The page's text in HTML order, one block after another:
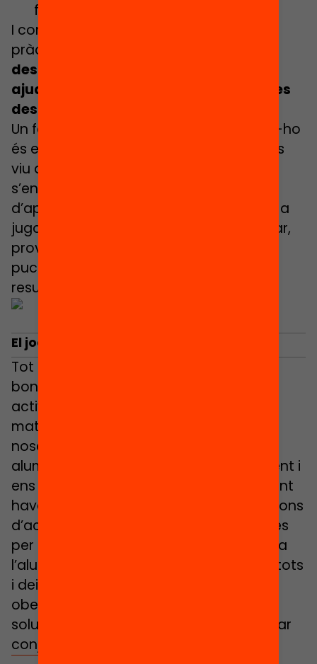
funcionat, fomentant aquest eix.
I com hem comentat abans, aquesta
pràctica ens porta a
destreses socials i personals que ens
ajuden a relacionar-nos amb els altres
des del respecte
Un factor prou important per remarcar-ho
és el fet que, en situació de joc, l’error es
viu d’una manera molt més còmoda i
s’entén com a part del procés
d’aprenentatge, com allò que m’anima a
jugar una altra partida per tal de millorar,
provar una altra estratègia i veure com
puc resoldre l’errada per arribar a un
resultat més satisfactori.
El joc, de la taula a l’aula
Tot aquest aprenentatge i aquestes
bondats dels jocs de taula i de les
activitats manipulatives a l’aula de
matemàtiques no serà possible si
nosaltres, adults i referents del nostre
alumnat no juguem, obrim la nostra ment i
ens deixem sorprendre. És molt important
haver provat prèviament diferents opcions
d’activitats i fer-nos nosaltres preguntes
per tal de poder fer després preguntes a
l’alumnat, construir coneixement entre tots
i deixar que les seves ments (molt més
obertes que les nostres) proposin
solucions alternatives que podem validar
conjuntament.